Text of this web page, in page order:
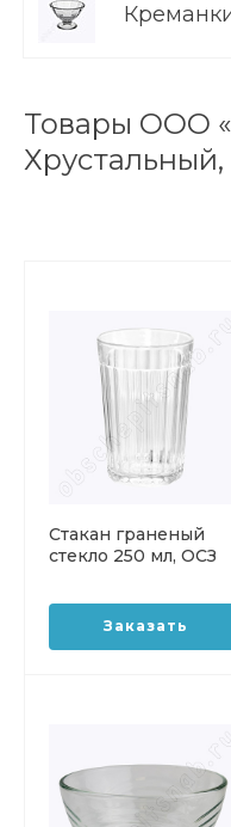
Товары ООО
Хрустальный,
Стакан граненый
стекло 250 мл, ОСЗ
Заказать